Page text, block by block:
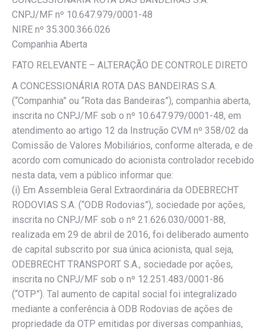
CNPJ/MF nº 10.647.979/0001-48
NIRE nº 35.300.366.026
Companhia Aberta
FATO RELEVANTE – ALTERAÇÃO DE CONTROLE DIRETO
A CONCESSIONÁRIA ROTA DAS BANDEIRAS S.A.
(“Companhia” ou “Rota das Bandeiras”), companhia aberta,
inscrita no CNPJ/MF sob o nº 10.647.979/0001-48, em
atendimento ao artigo 12 da Instrução CVM nº 358/02 da
Comissão de Valores Mobiliários, conforme alterada, e de
acordo com comunicado do acionista controlador recebido
nesta data, vem a público informar que:
(i) Em Assembleia Geral Extraordinária da ODEBRECHT
RODOVIAS S.A. (“ODB Rodovias”), sociedade por ações,
inscrita no CNPJ/MF sob o nº 21.626.030/0001-88,
realizada em 29 de abril de 2016, foi deliberado aumento
de capital subscrito por sua única acionista, qual seja,
ODEBRECHT TRANSPORT S.A., sociedade por ações,
inscrita no CNPJ/MF sob o nº 12.251.483/0001-86
(“OTP”). Tal aumento de capital social foi integralizado
mediante a conferência à ODB Rodovias de ações de
propriedade da OTP emitidas por diversas companhias,